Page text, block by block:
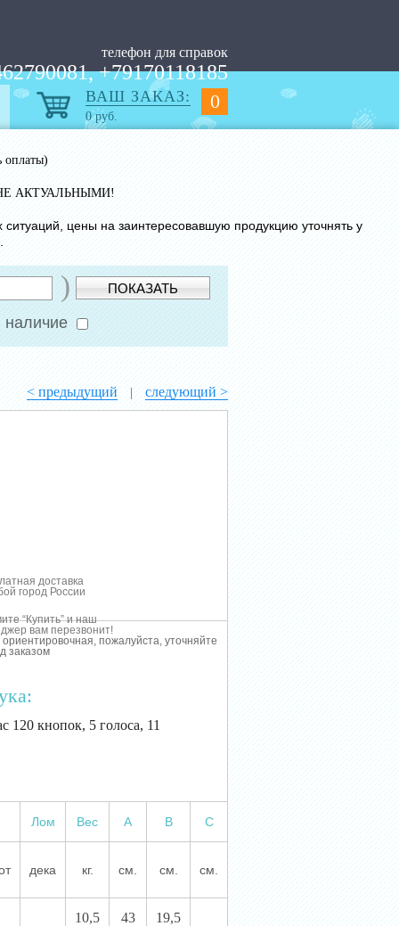
телефон для справок
+79170118185
0
ВАШ ЗАКАЗ:
0руб.
оплаты)
АКТУАЛЬНЫМИ!
цены на заинтересовавшую продукцию уточнять у
) ПОКАЗАТЬ
наличие
< предыдущий | следующий >
доставка
город России
“Купить” и наш
вам перезвонит!
пожалуйста, уточняйте
заказом
120 кнопок, 5 голоса, 11
Лом Вес А В С
дека кг. см. см. см.
10,5 43 19,5